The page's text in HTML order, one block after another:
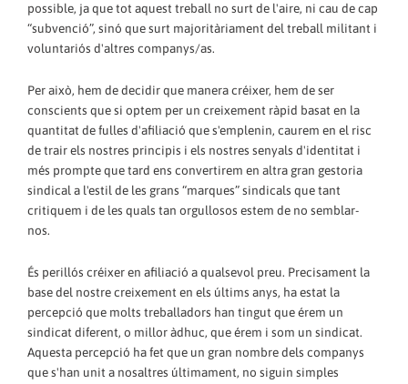
possible, ja que tot aquest treball no surt de l'aire, ni cau de cap
“subvenció”, sinó que surt majoritàriament del treball militant i
voluntariós d'altres companys/as.
Per això, hem de decidir que manera créixer, hem de ser
conscients que si optem per un creixement ràpid basat en la
quantitat de fulles d'afiliació que s'emplenin, caurem en el risc
de trair els nostres principis i els nostres senyals d'identitat i
més prompte que tard ens convertirem en altra gran gestoria
sindical a l'estil de les grans “marques” sindicals que tant
critiquem i de les quals tan orgullosos estem de no semblar-
nos.
És perillós créixer en afiliació a qualsevol preu. Precisament la
base del nostre creixement en els últims anys, ha estat la
percepció que molts treballadors han tingut que érem un
sindicat diferent, o millor àdhuc, que érem i som un sindicat.
Aquesta percepció ha fet que un gran nombre dels companys
que s'han unit a nosaltres últimament, no siguin simples